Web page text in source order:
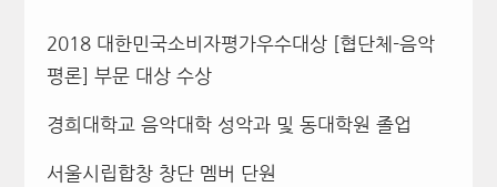
2018 대한민국소비자평가우수대상 [협단체-음악
평론] 부문 대상 수상
경희대학교 음악대학 성악과 및 동대학원 졸업
서울시립합창 창단 멤버 단원